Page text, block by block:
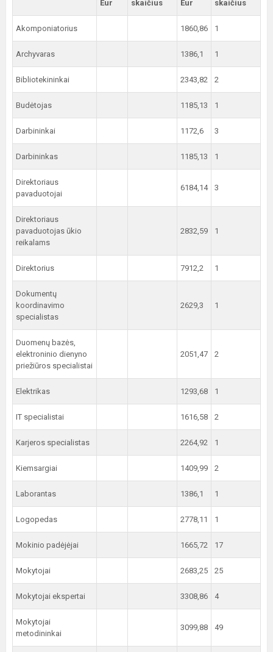
Eur
skaičius
Eur
skaičius
Akomponiatorius 1860,86 1
Archyvaras 1386,1 1
Bibliotekininkai 2343,82 2
Budėtojas 1185,13 1
Darbininkai 1172,6 3
Darbininkas 1185,13 1
Direktoriaus
pavaduotojai
6184,14 3
Direktoriaus
pavaduotojas ūkio
reikalams
2832,59 1
Direktorius 7912,2 1
Dokumentų
koordinavimo
specialistas
2629,3 1
Duomenų bazės,
elektroninio dienyno
priežiūros specialistai
2051,47 2
Elektrikas 1293,68 1
IT specialistai 1616,58 2
Karjeros specialistas 2264,92 1
Kiemsargiai 1409,99 2
Laborantas 1386,1 1
Logopedas 2778,11 1
Mokinio padėjėjai 1665,72 17
Mokytojai 2683,25 25
Mokytojai ekspertai 3308,86 4
Mokytojai
metodininkai
3099,88 49